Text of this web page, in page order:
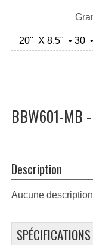
20" X 8.5" • 30
BBW601-MB
Description
Aucune
SPÉCIFICATIONS